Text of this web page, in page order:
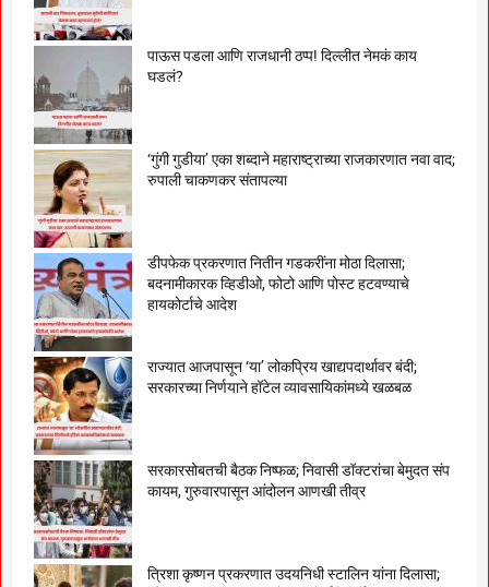
पाऊस पडला आणि राजधानी ठप्प! दिल्लीत नेमकं काय
घडलं?
‘गुंगी गुडीया’ एका शब्दाने महाराष्ट्राच्या राजकारणात नवा वाद;
रुपाली चाकणकर संतापल्या
डीपफेक प्रकरणात नितीन गडकरींना मोठा दिलासा;
बदनामीकारक व्हिडीओ, फोटो आणि पोस्ट हटवण्याचे
हायकोर्टाचे आदेश
राज्यात आजपासून ‘या’ लोकप्रिय खाद्यपदार्थावर बंदी;
सरकारच्या निर्णयाने हॉटेल व्यावसायिकांमध्ये खळबळ
सरकारसोबतची बैठक निष्फळ; निवासी डॉक्टरांचा बेमुदत संप
कायम, गुरुवारपासून आंदोलन आणखी तीव्र
त्रिशा कृष्णन प्रकरणात उदयनिधी स्टालिन यांना दिलासा;